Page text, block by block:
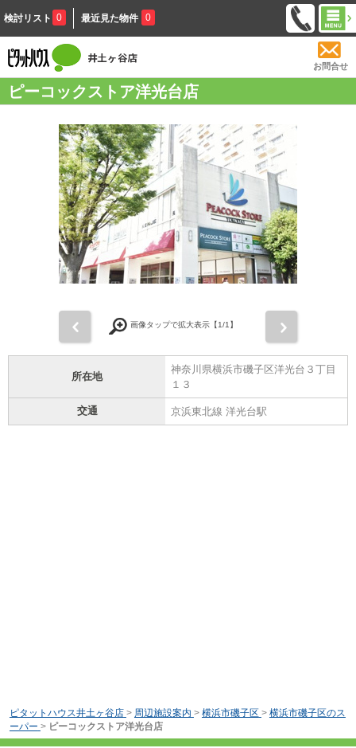
検討リスト 0 最近見た物件 0
お問合せ
ピーコックストア洋光台店
画像タップで拡大表示【1/1】
所在地
神奈川県横浜市磯子区洋光台３丁目
１３
交通 京浜東北線 洋光台駅
ピタットハウス井土ヶ谷店 > 周辺施設案内 > 横浜市磯子区 > 横浜市磯子区のス
ーパー > ピーコックストア洋光台店